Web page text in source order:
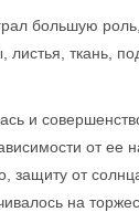
большую
ткань,
и
от ее
защиту от
на